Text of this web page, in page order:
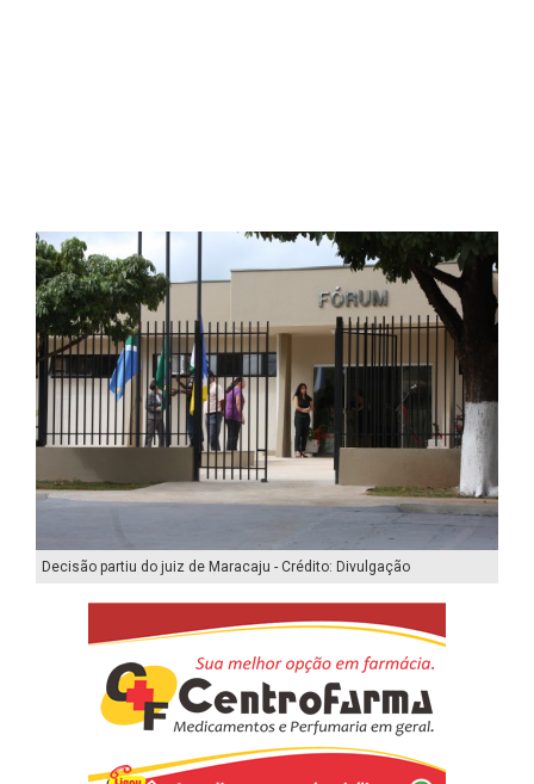
Decisão partiu do juiz de Maracaju - Crédito: Divulgação